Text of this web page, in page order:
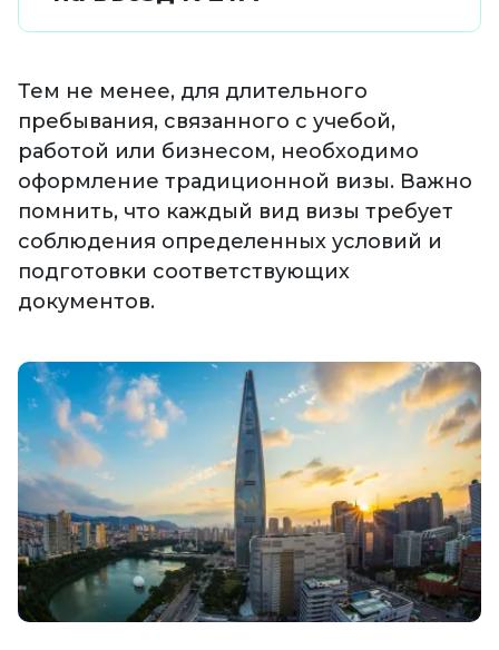
Тем не менее, для длительного
пребывания, связанного с учебой,
работой или бизнесом, необходимо
оформление традиционной визы. Важно
помнить, что каждый вид визы требует
соблюдения определенных условий и
подготовки соответствующих
документов.